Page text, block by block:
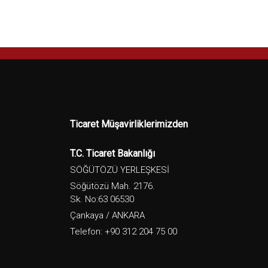
Ticaret Müşavirliklerimizden
T.C. Ticaret Bakanlığı
SÖĞÜTÖZÜ YERLEŞKESİ
Söğütözü Mah. 2176.
Sk. No:63 06530
Çankaya / ANKARA
Telefon: +90 312 204 75 00